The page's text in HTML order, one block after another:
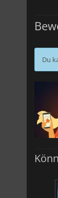
Du